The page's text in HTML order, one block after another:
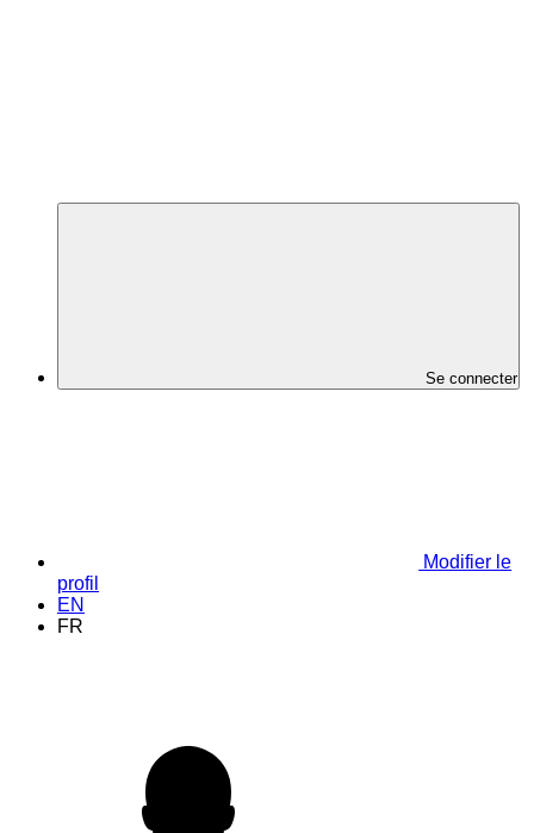
Se connecter
Modifier le
profil
EN
FR